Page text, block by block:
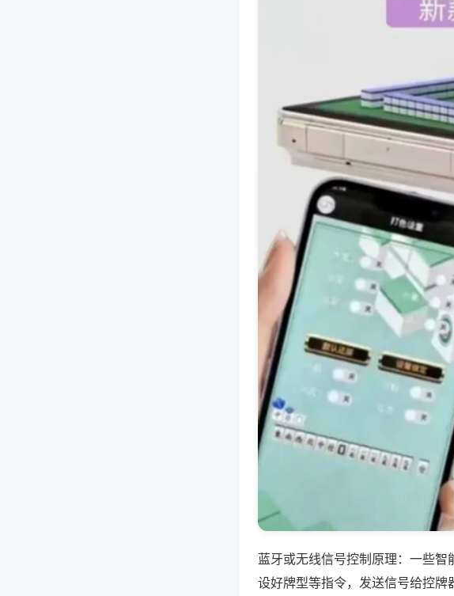
蓝牙或无线信号控制原理：一些
设好牌型等指令，发送信号给控